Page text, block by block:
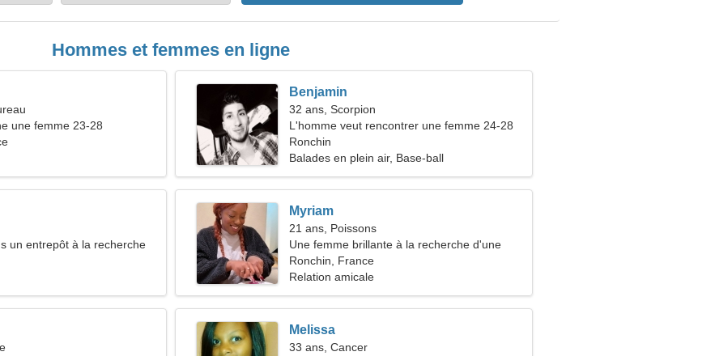
Hommes et femmes en ligne
une femme 23-28
Benjamin
32 ans, Scorpion
L'homme veut rencontrer une femme 24-28
Ronchin
Balades en plein air, Base-ball
un entrepôt à la recherche
Myriam
21 ans, Poissons
Une femme brillante à la recherche d'une
relation sérieuse
Ronchin, France
Relation amicale
Melissa
33 ans, Cancer